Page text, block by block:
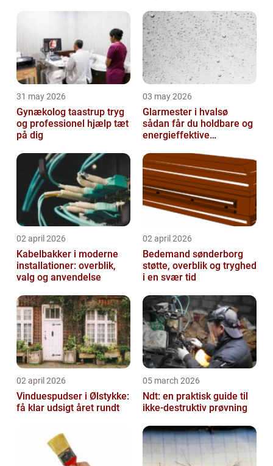
31 may 2026
Gynækolog taastrup tryg
og professionel hjælp tæt
på dig
03 may 2026
Glarmester i hvalsø
sådan får du holdbare og
energieffektive
02 april 2026
Kabelbakker i moderne
installationer: overblik,
valg og anvendelse
02 april 2026
Bedemand sønderborg
støtte, overblik og tryghed
i en svær tid
02 april 2026
Vinduespudser i Ølstykke:
få klar udsigt året rundt
05 march 2026
Ndt: en praktisk guide til
ikke-destruktiv prøvning